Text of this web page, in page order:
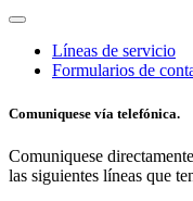
Líneas de servicio
Formularios de
Comuniquese vía telefónica.
Comuniquese
las siguientes líneas que